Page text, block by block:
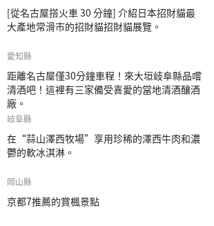
[從名古屋搭火車 30 分鐘] 介紹日本招財貓最
大產地常滑市的招財貓招財貓展覽。
愛知縣
距離名古屋僅30分鐘車程！來大垣岐阜縣品嚐
清酒吧！這裡有三家備受喜愛的當地清酒釀酒
廠。
岐阜縣
在“蒜山澤西牧場”享用珍稀的澤西牛肉和濃
鬱的軟冰淇淋。
岡山縣
京都7推薦的賞楓景點